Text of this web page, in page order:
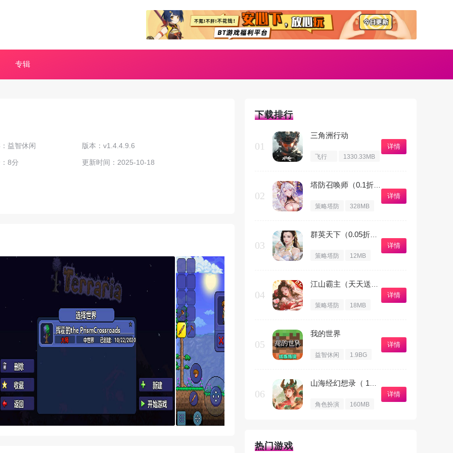
专辑
益智休闲 版本：v1.4.4.9.6
8分 更新时间：2025-10-18
下载排行
01
三角洲行动
飞行
1330.33MB
详情
02
策略塔防 328MB
详情
03
策略塔防 12MB
详情
04
策略塔防 18MB
详情
05
我的世界
益智休闲 1.9BG
详情
06
角色扮演 160MB
详情
热门游戏